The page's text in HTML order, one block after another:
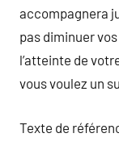
accompagnera
pas diminuer
l’atteinte de
vous voulez un
Texte de